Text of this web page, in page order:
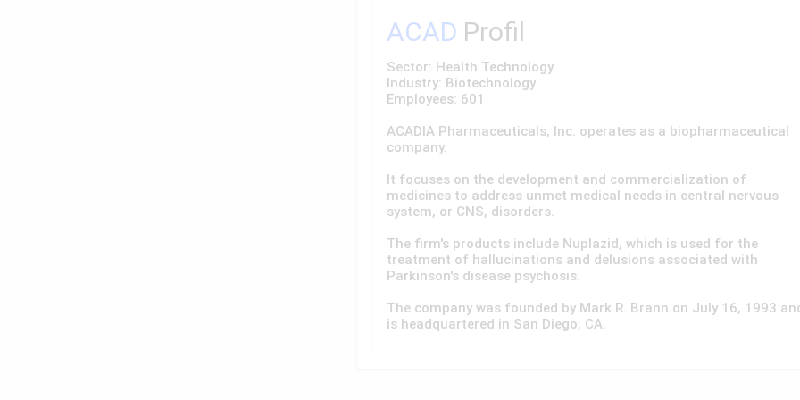
ACAD Profil
Sector: Health Technology
Industry: Biotechnology
Employees: 601
ACADIA Pharmaceuticals, Inc. operates as a biopharmaceutical
company.
It focuses on the development and commercialization of
medicines to address unmet medical needs in central nervous
system, or CNS, disorders.
The firm's products include Nuplazid, which is used for the
treatment of hallucinations and delusions associated with
Parkinson's disease psychosis.
The company was founded by Mark R. Brann on July 16, 1993
is headquartered in San Diego, CA.